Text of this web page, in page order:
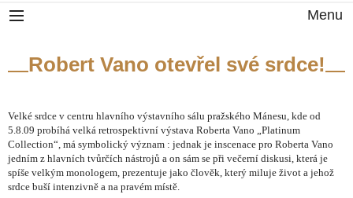
Menu
Robert Vano otevřel své srdce!
Velké srdce v centru hlavního výstavního sálu pražského Mánesu, kde od
5.8.09 probíhá velká retrospektivní výstava Roberta Vano „Platinum
Collection“, má symbolický význam : jednak je inscenace pro Roberta Vano
jedním z hlavních tvůrčích nástrojů a on sám se při večerní diskusi, která je
spíše velkým monologem, prezentuje jako člověk, který miluje život a jehož
srdce buší intenzivně a na pravém místě.